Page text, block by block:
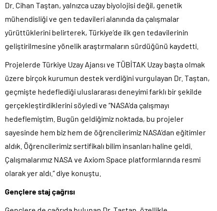
Dr. Cihan Taştan, yalnızca uzay biyolojisi değil, genetik
mühendisliği ve gen tedavileri alanında da çalışmalar
yürüttüklerini belirterek, Türkiye’de ilk gen tedavilerinin
geliştirilmesine yönelik araştırmaların sürdüğünü kaydetti.
Projelerde Türkiye Uzay Ajansı ve TÜBİTAK Uzay başta olmak
üzere birçok kurumun destek verdiğini vurgulayan Dr. Taştan,
geçmişte hedeflediği uluslararası deneyimi farklı bir şekilde
gerçekleştirdiklerini söyledi ve “NASA’da çalışmayı
hedeflemiştim. Bugün geldiğimiz noktada, bu projeler
sayesinde hem biz hem de öğrencilerimiz NASA’dan eğitimler
aldık. Öğrencilerimiz sertifikalı bilim insanları haline geldi.
Çalışmalarımız NASA ve Axiom Space platformlarında resmi
olarak yer aldı.” diye konuştu.
Gençlere staj çağrısı